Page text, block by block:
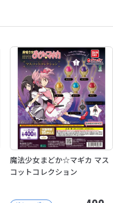
魔法少女まどか☆マギカ マス
コットコレクション